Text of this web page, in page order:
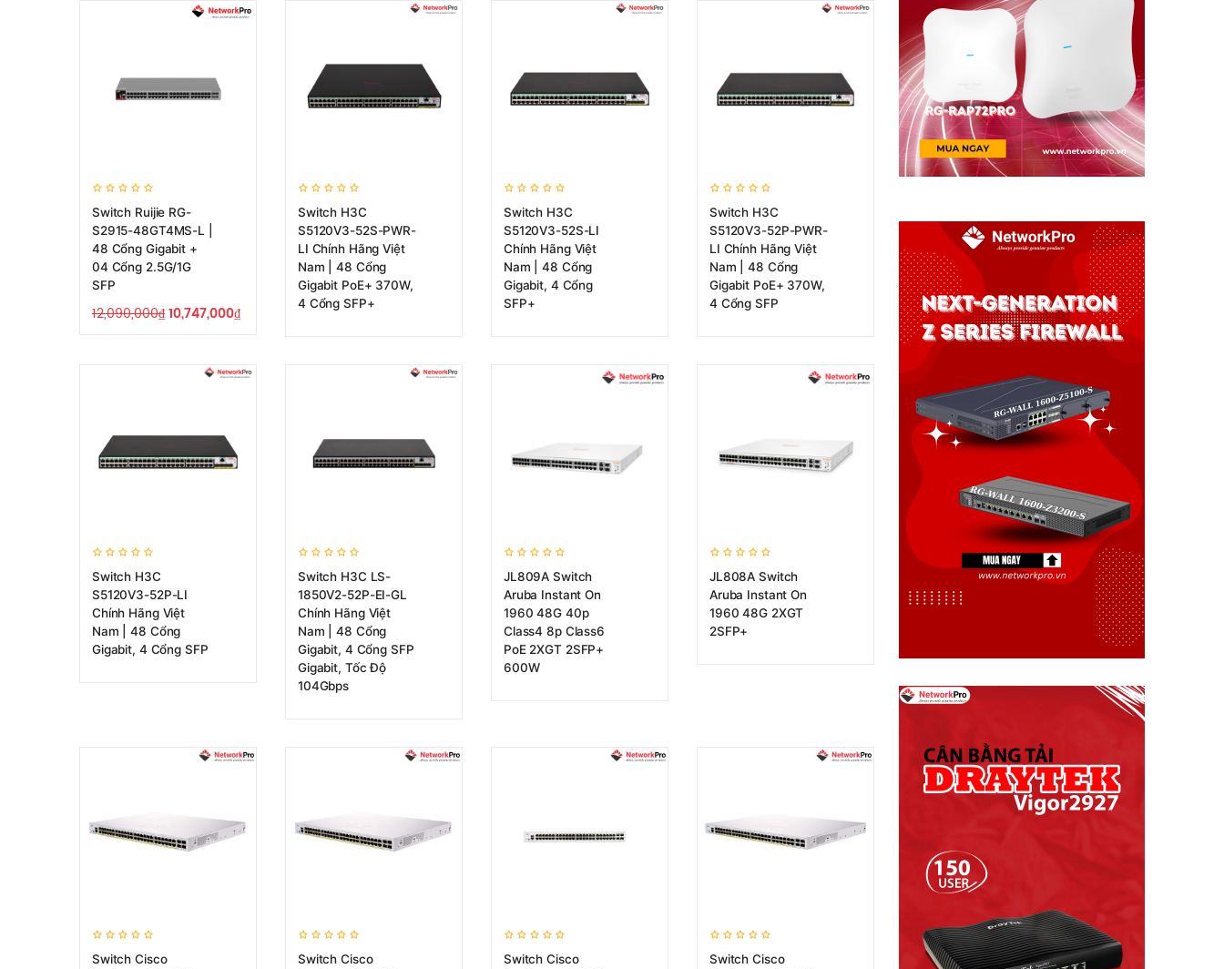
Switch Ruijie RG-
S2915-48GT4MS-L |
48 Cổng Gigabit +
04 Cổng 2.5G/1G
SFP
12,090,000₫10,747,000₫
Switch H3C
S5120V3-52S-PWR-
LI Chính Hãng Việt
Nam | 48 Cổng
Gigabit PoE+ 370W,
4 Cổng SFP+
Switch H3C
S5120V3-52S-LI
Chính Hãng Việt
Nam | 48 Cổng
Gigabit, 4 Cổng
SFP+
Switch H3C
S5120V3-52P-PWR-
LI Chính Hãng Việt
Nam | 48 Cổng
Gigabit PoE+ 370W,
4 Cổng SFP
Switch H3C
S5120V3-52P-LI
Chính Hãng Việt
Nam | 48 Cổng
Gigabit, 4 Cổng SFP
Switch H3C LS-
1850V2-52P-EI-GL
Chính Hãng Việt
Nam | 48 Cổng
Gigabit, 4 Cổng SFP
Gigabit, Tốc Độ
104Gbps
JL809A Switch
Aruba Instant On
1960 48G 40p
Class4 8p Class6
PoE 2XGT 2SFP+
600W
JL808A Switch
Aruba Instant On
1960 48G 2XGT
2SFP+
Switch Cisco
Switch Cisco
Switch Cisco
Switch Cisco